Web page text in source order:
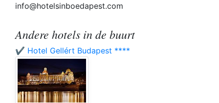
info@hotelsinboedapest.com
Andere hotels in de buurt
✔️ Hotel Gellért Budapest ****